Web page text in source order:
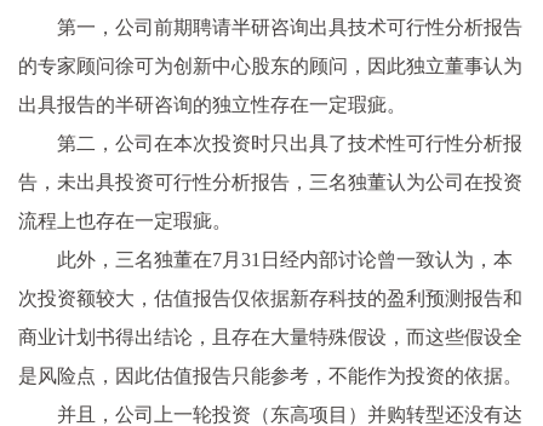
第一，公司前期聘请半研咨询出具技术可行性分析报告
的专家顾问徐可为创新中心股东的顾问，因此独立董事认为
出具报告的半研咨询的独立性存在一定瑕疵。
第二，公司在本次投资时只出具了技术性可行性分析报
告，未出具投资可行性分析报告，三名独董认为公司在投资
流程上也存在一定瑕疵。
此外，三名独董在7月31日经内部讨论曾一致认为，本
次投资额较大，估值报告仅依据新存科技的盈利预测报告和
商业计划书得出结论，且存在大量特殊假设，而这些假设全
是风险点，因此估值报告只能参考，不能作为投资的依据。
并且，公司上一轮投资（东高项目）并购转型还没有达